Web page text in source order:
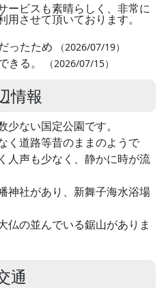
ービスも素晴らしく、非常に
させて頂いております。
ったため （2026/07/19）
きる。 （2026/07/15）
情報
ない国定公園です。
く道路等昔のままのようで
人声も少なく、静かに時が流
神社があり、新舞子海水浴場
仏の並んでいる鋸山がありま
通